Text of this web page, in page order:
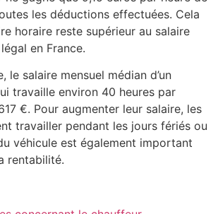
les déductions effectuées. Cela
horaire reste supérieur au salaire
en France.
le salaire mensuel médian d’un
travaille environ 40 heures par
€. Pour augmenter leur salaire, les
travailler pendant les jours fériés ou
véhicule est également important
rentabilité.